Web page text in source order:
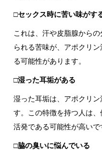
□セックス時に苦い味がす
これは、汗や皮脂腺から
られる苦味が、アポクリ
る可能性があります。
□湿った耳垢がある
湿った耳垢は、アポクリ
す。この特徴を持つ人は
活発である可能性が高いで
□脇の臭いに悩んでいる